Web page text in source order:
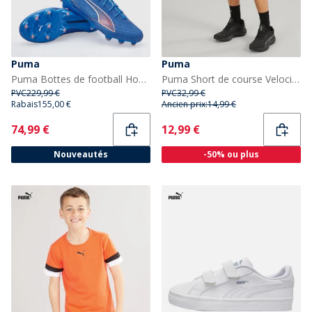
Puma
Puma Bottes de football Homme Ultra 6 Ultimate FG terrain ferme Ultra Blue/Blanc/Glowing Red
PVC229,99 €
Rabais155,00 €
Current
74,99 €
Nouveautés
Puma
Puma Short de course Velocity 5 pouces Homme Puma Noir
PVC32,99 €
Ancien prix:14,99 €
Current
12,99 €
-50% ou plus